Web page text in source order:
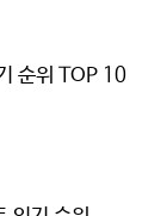
순위 TOP 10